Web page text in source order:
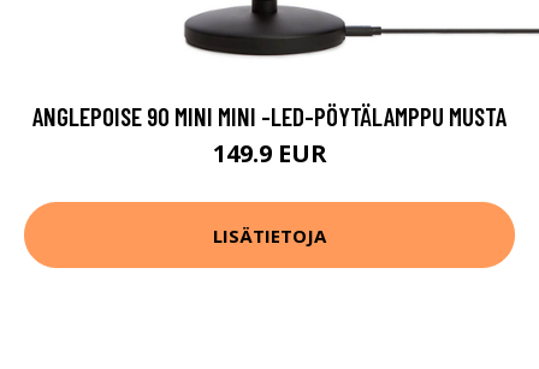
ANGLEPOISE 90 MINI MINI -LED-PÖYTÄLAMPPU MUSTA
149.9 EUR
LISÄTIETOJA